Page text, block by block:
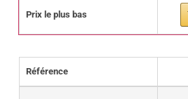
Prix le plus bas
Référence